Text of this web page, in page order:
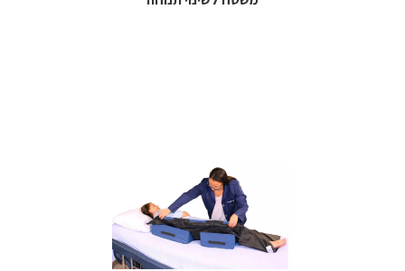
כריות תמיכה לשינוי תנוחה
למידע נוסף חייגו
052-3114712